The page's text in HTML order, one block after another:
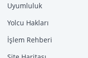
Uyumluluk
Yolcu Hakları
İşlem Rehberi